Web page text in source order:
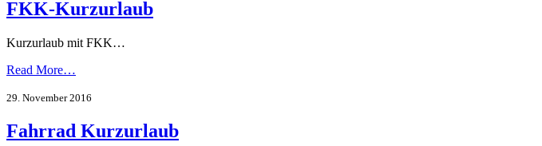
FKK-Kurzurlaub
Kurzurlaub mit FKK…
Read More…
29. November 2016
Fahrrad Kurzurlaub